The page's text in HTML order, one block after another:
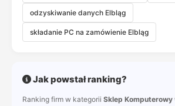
odzyskiwanie danych Elbląg
składanie PC na zamówienie Elbląg
Jak powstał ranking?
Ranking firm w kategorii Sklep Komputerowy